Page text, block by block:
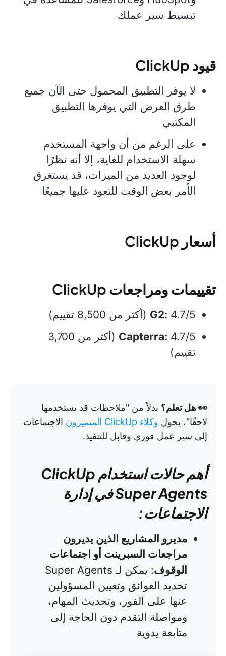
تبسيط سير عملك
قيود ClickUp
لا يوفر التطبيق المحمول حتى الآن جميع
طرق العرض التي يوفرها التطبيق
المكتبي
على الرغم من أن واجهة المستخدم
سهلة الاستخدام للغاية، إلا أنه نظرًا
لوجود العديد من الميزات، قد يستغرق
الأمر بعض الوقت للتعود عليها جميعًا
أسعار ClickUp
تقييمات ومراجعات ClickUp
G2: 4.7/5 (أكثر من 8,500 تقييم)
Capterra:
4.7/5 (أكثر من 3,700
تقييم)
👀 هل تعلم؟ بدلاً من "ملاحظات قد تستخدمها
لاحقًا"، يحول وكلاء ClickUp المتميزون
الاجتماعات
إلى سير عمل فوري وقابل للتنفيذ.
أهم حالات استخدام ClickUp
Super Agents في إدارة
الاجتماعات:
مديرو المشاريع الذين يديرون
مراجعات السبرينت أو اجتماعات
الوقوف
: يمكن لـ Super Agents
تحديد العوائق وتعيين المسؤولين
عنها على الفور، وتحديث المهام،
ومواصلة التقدم دون الحاجة إلى
متابعة يدوية